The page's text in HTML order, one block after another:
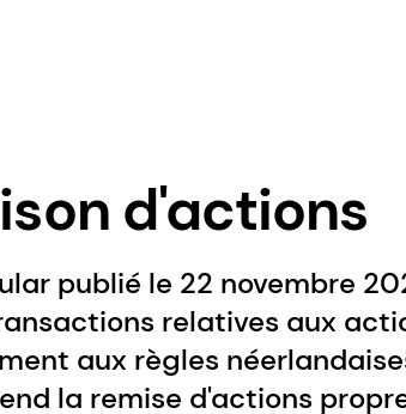
d'actions
publié le 22 novembre
relatives aux
aux règles
la remise d'actions